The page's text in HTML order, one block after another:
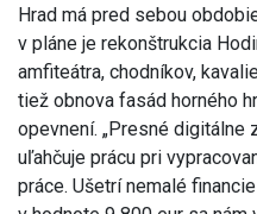
Hrad má pred sebou
v pláne je rekonštrukcia
amfiteátra, chodníkov,
tiež obnova fasád horného
opevnení. „Presné digitálne
uľahčuje prácu pri
práce. Ušetrí nemalé